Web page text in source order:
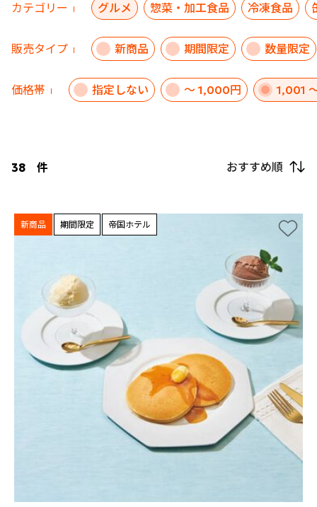
カテゴリー グルメ 惣菜・加工食品 冷凍食品
販売タイプ 新商品 期間限定 数量限定
価格帯 指定しない ～ 1,000円 1,001
38 件 おすすめ順
新商品 期間限定 帝国ホテル